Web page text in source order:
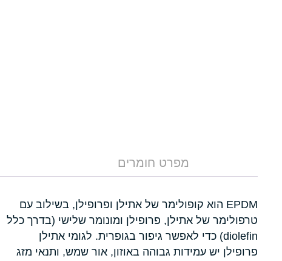
מפרט חומרים
EPDM הוא קופולימר של אתילן ופרופילן, בשילוב עם
טרפולימר של אתילן, פרופילן ומונומר שלישי (בדרך כלל
diolefin) כדי לאפשר גיפור בגופרית. לגומי אתילן
פרופילן יש עמידות גבוהה באוזון, אור שמש, ותנאי מזג